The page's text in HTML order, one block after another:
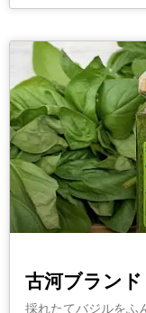
古河ブラン
採れたてバジルをふ